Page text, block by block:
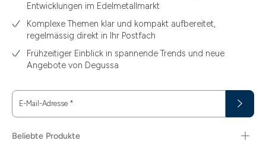
Entwicklungen im Edelmetallmarkt
Komplexe Themen klar und kompakt aufbereitet,
regelmässig direkt in Ihr Postfach
Frühzeitiger Einblick in spannende Trends und neue
Angebote von Degussa
E-Mail-Adresse *
Beliebte Produkte